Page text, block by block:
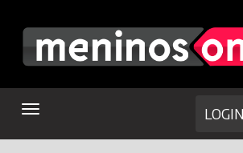
TOGGLE
LOGIN